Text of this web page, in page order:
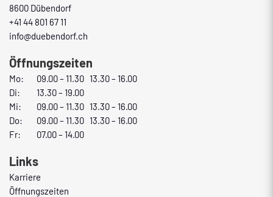
8600 Dübendorf
+41 44 801 67 11
info@duebendorf.ch
Öffnungszeiten
Mo:
09.00 – 11.30 13.30 – 16.00
Di:
13.30 – 19.00
Mi:
09.00 – 11.30 13.30 – 16.00
Do:
09.00 – 11.30 13.30 – 16.00
Fr:
07.00 – 14.00
Links
Karriere
Öffnungszeiten